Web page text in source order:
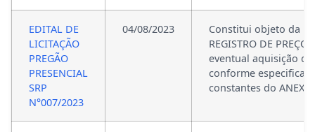
EDITAL DE
LICITAÇÃO
PREGÃO
PRESENCIAL
SRP
N°007/2023
04/08/2023
Constitui objeto da
REGISTRO DE
eventual aquisição de
conforme
constantes do